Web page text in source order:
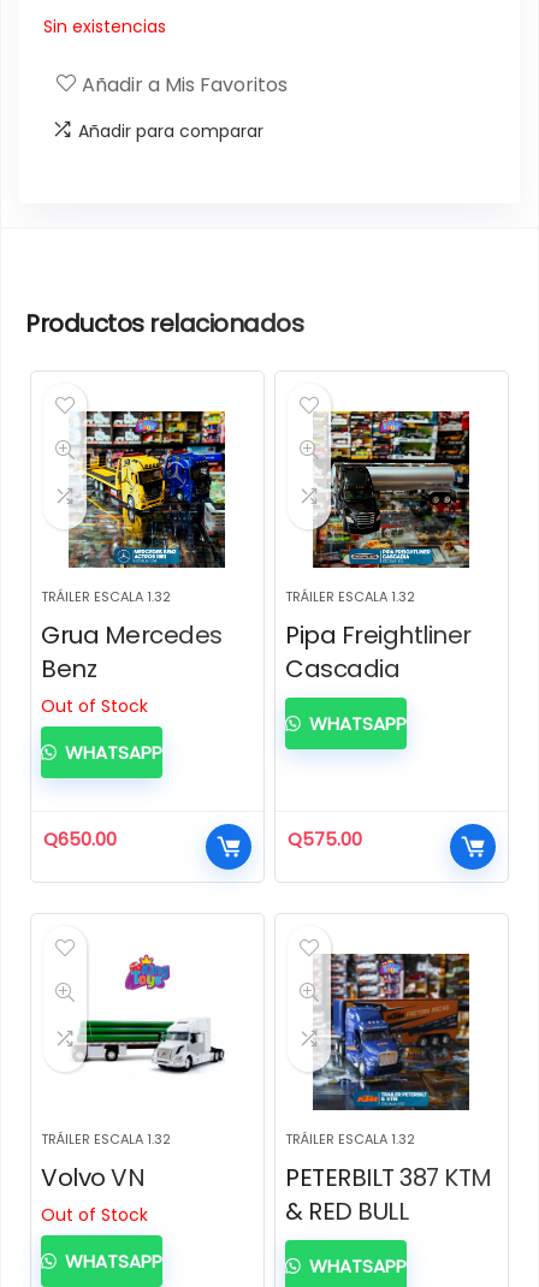
Sin existencias
Añadir a Mis Favoritos
Añadir para comparar
Productos relacionados
TRÁILER ESCALA 1.32
Grua Mercedes
Benz
Out of Stock
Q650.00
WHATSAPP
TRÁILER ESCALA 1.32
Pipa Freightliner
Cascadia
Q575.00
WHATSAPP
TRÁILER ESCALA 1.32
Volvo VN
Out of Stock
WHATSAPP
TRÁILER ESCALA 1.32
PETERBILT 387 KTM
& RED BULL
WHATSAPP